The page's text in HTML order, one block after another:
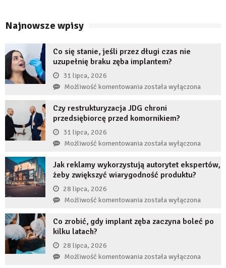
Najnowsze wpisy
Co się stanie, jeśli przez długi czas nie
uzupełnię braku zęba implantem?
31 lipca, 2026
Możliwość komentowaniaCo
stanie,
jeśli
długi
uzupełnię
implantem?
została wyłączona
Czy restrukturyzacja JDG chroni
przedsiębiorcę przed komornikiem?
31 lipca, 2026
Możliwość komentowaniaCzy
JDG
chroni
przed
komornikiem?
została wyłączona
Jak reklamy wykorzystują autorytet ekspertów,
żeby zwiększyć wiarygodność produktu?
28 lipca, 2026
Możliwość komentowaniaJak
wykorzystują
żeby
zwiększyć
została wyłączona
Co zrobić, gdy implant zęba zaczyna boleć po
kilku latach?
28 lipca, 2026
Możliwość komentowaniaCo
została wyłączona